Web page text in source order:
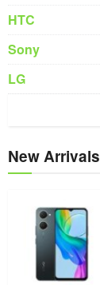
HTC
Sony
LG
New Arrivals